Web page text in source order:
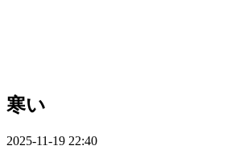
寒い
2025-11-19 22:40